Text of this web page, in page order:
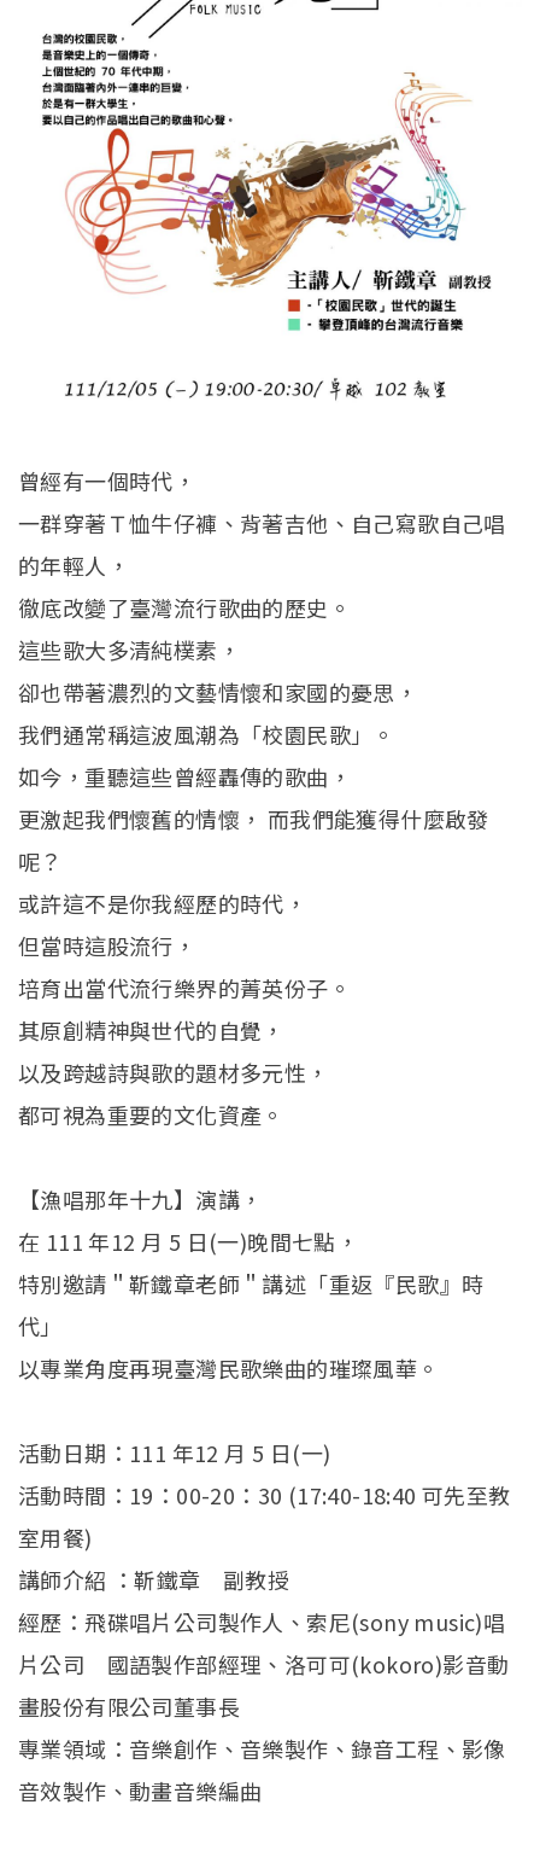
曾經有一個時代，
一群穿著Ｔ恤牛仔褲、背著吉他、自己寫歌自己唱
的年輕人，
徹底改變了臺灣流行歌曲的歷史。
這些歌大多清純樸素，
卻也帶著濃烈的文藝情懷和家國的憂思，
我們通常稱這波風潮為「校園民歌」。
如今，重聽這些曾經轟傳的歌曲，
更激起我們懷舊的情懷， 而我們能獲得什麼啟發
呢？
或許這不是你我經歷的時代，
但當時這股流行，
培育出當代流行樂界的菁英份子。
其原創精神與世代的自覺，
以及跨越詩與歌的題材多元性，
都可視為重要的文化資產。
【漁唱那年十九】演講，
在 111 年12 月 5 日(一)晚間七點，
特別邀請＂靳鐵章老師＂講述「重返『民歌』時
代」
以專業角度再現臺灣民歌樂曲的璀璨風華。
活動日期：111 年12 月 5 日(一)
活動時間：19：00-20：30 (17:40-18:40 可先至教
室用餐)
講師介紹 ：靳鐵章 副教授
經歷：飛碟唱片公司製作人、索尼(sony music)唱
片公司 國語製作部經理、洛可可(kokoro)影音動
畫股份有限公司董事長
專業領域：音樂創作、音樂製作、錄音工程、影像
音效製作、動畫音樂編曲